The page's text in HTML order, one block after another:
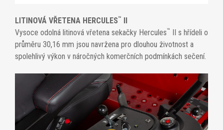
LITINOVÁ VŘETENA HERCULES™ II
Vysoce odolná litinová vřetena sekačky Hercules™ II s hřídeli o
průměru 30,16 mm jsou navržena pro dlouhou životnost a
spolehlivý výkon v náročných komerčních podmínkách sečení.